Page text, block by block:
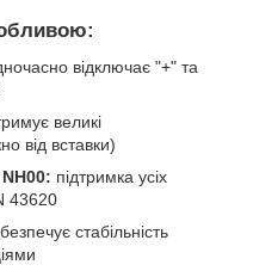
відключає "+" та
великі
від вставки)
підтримка усіх
43620
стабільність